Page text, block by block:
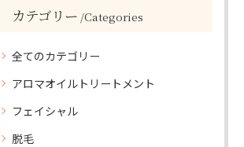
カテゴリー Categories
全てのカテゴリー
アロマオイルトリートメント
フェイシャル
脱毛